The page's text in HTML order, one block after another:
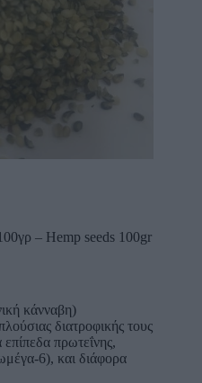
– Hemp seeds 100gr
κάνναβη)
διατροφικής τους
πρωτεΐνης,
6), και διάφορα